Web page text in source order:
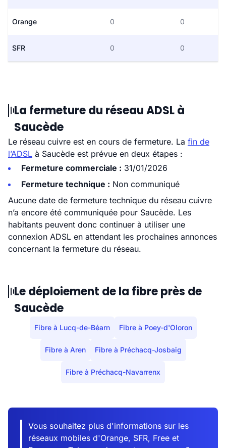
Orange 0 0
SFR 0 0
La fermeture du réseau ADSL à
Saucède
Le réseau cuivre est en cours de fermeture. La fin de
l’ADSL à Saucède est prévue en deux étapes :
Fermeture commerciale : 31/01/2026
Fermeture technique : Non communiqué
Aucune date de fermeture technique du réseau cuivre
n’a encore été communiquée pour Saucède. Les
habitants peuvent donc continuer à utiliser une
connexion ADSL en attendant les prochaines annonces
concernant la fermeture du réseau.
Le déploiement de la fibre près de
Saucède
Fibre à Lucq-de-Béarn Fibre à Poey-d'Oloron
Fibre à Aren Fibre à Préchacq-Josbaig
Fibre à Préchacq-Navarrenx
Vous souhaitez plus d'informations sur les
réseaux mobiles d'Orange, SFR, Free et